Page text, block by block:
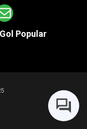
electrónico
Popular